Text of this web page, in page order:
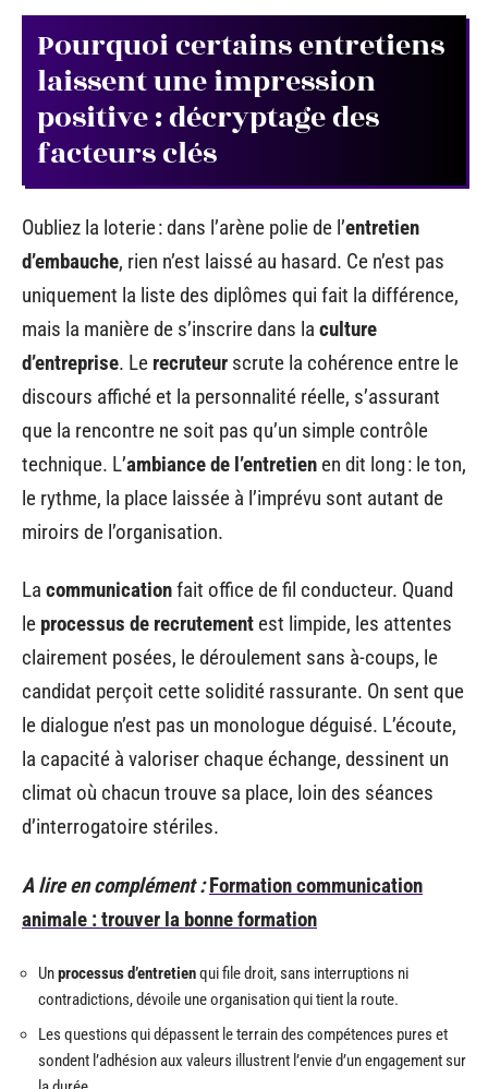
Pourquoi certains entretiens
laissent une impression
positive : décryptage des
facteurs clés
Oubliez la loterie : dans l’arène polie de l’entretien
d’embauche, rien n’est laissé au hasard. Ce n’est pas
uniquement la liste des diplômes qui fait la différence,
mais la manière de s’inscrire dans la culture
d’entreprise. Le recruteur scrute la cohérence entre le
discours affiché et la personnalité réelle, s’assurant
que la rencontre ne soit pas qu’un simple contrôle
technique. L’ambiance de l’entretien en dit long : le ton,
le rythme, la place laissée à l’imprévu sont autant de
miroirs de l’organisation.
La communicationfait office de fil conducteur. Quand
le processus de recrutement est limpide, les attentes
clairement posées, le déroulement sans à-coups, le
candidat perçoit cette solidité rassurante. On sent que
le dialogue n’est pas un monologue déguisé. L’écoute,
la capacité à valoriser chaque échange, dessinent un
climat où chacun trouve sa place, loin des séances
d’interrogatoire stériles.
A lire en complément : Formation communication
animale : trouver la bonne formation
Unprocessus d’entretienqui file droit, sans interruptions ni
contradictions, dévoile une organisation qui tient la route.
Les questions qui dépassent le terrain des compétences pures et
sondent l’adhésion aux valeurs illustrent l’envie d’un engagement sur